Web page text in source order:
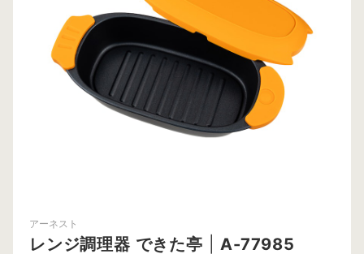
アーネスト
レンジ調理器 できた亭 A-77985